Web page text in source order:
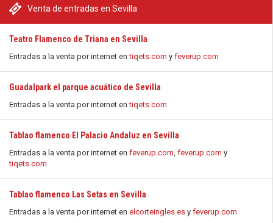
Venta de entradas en Sevilla
Teatro Flamenco de Triana en Sevilla
Entradas a la venta por internet entiqets.com y feverup.com
Guadalpark el parque acuático de Sevilla
Entradas a la venta por internet entiqets.com
Tablao flamenco El Palacio Andaluz en Sevilla
Entradas a la venta por internet en feverup.com, feverup.com y
tiqets.com
Tablao flamenco Las Setas en Sevilla
Entradas a la venta por internet en elcorteingles.es y feverup.com